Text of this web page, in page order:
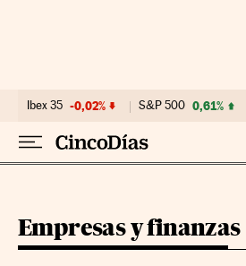
Ibex 35 -0,02% S&P 500 0,61%
Empresas y finanzas